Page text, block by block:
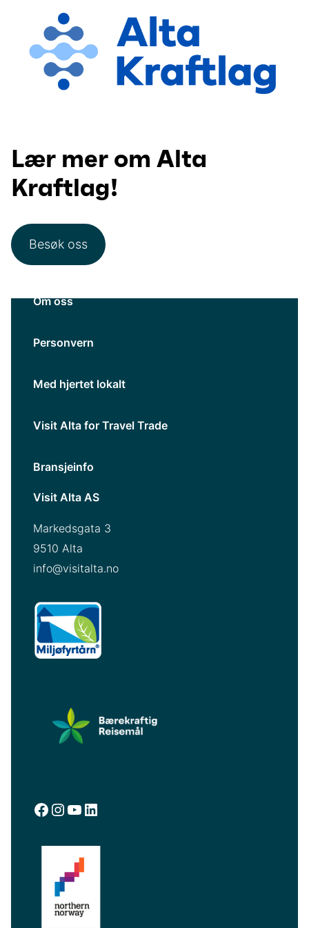
Lær mer om Alta
Kraftlag!
Besøk oss
Om oss
Personvern
Med hjertet lokalt
Visit Alta for Travel Trade
Bransjeinfo
Visit Alta AS
Markedsgata 3
9510 Alta
info@visitalta.no
facebook.com/visitalta
instagram.com/visitalta
YouTube
LinkedIn